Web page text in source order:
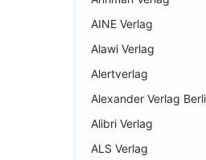
AINE Verlag
Alawi Verlag
Alertverlag
Alexander Verlag
Alibri Verlag
ALS Verlag